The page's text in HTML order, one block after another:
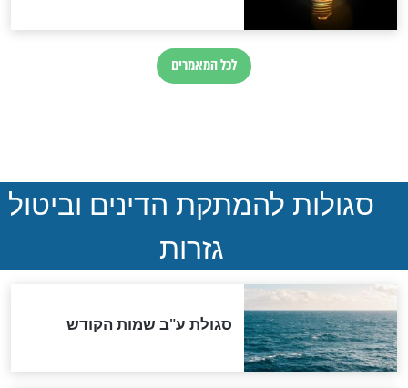
המסמך האבוד שנחשף
במרתפי מוסקבה: כתב היד
הנדיר של הרשב"ם התגלה